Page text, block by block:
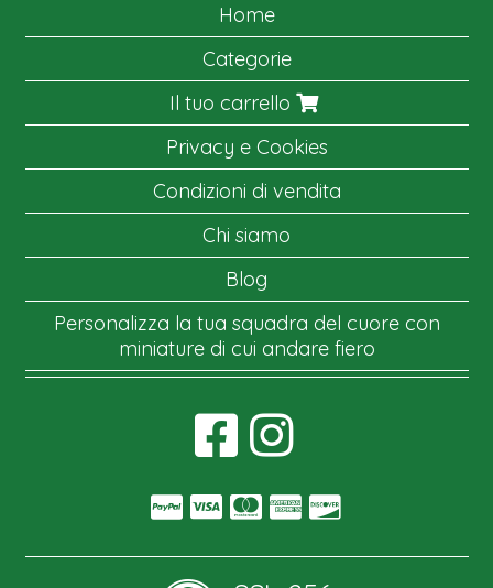
Home
Categorie
Il tuo carrello
Privacy e Cookies
Condizioni di vendita
Chi siamo
Blog
Personalizza la tua squadra del cuore con
miniature di cui andare fiero